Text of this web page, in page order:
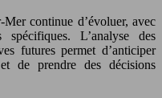
continue d’évoluer, avec
L’analyse des
futures permet d’anticiper
de prendre des décisions